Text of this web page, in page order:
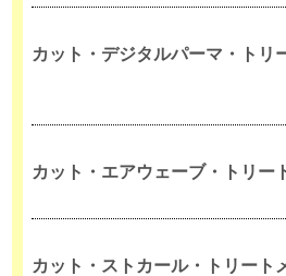
カット・デジタルパーマ・トリ
カット・エアウェーブ・トリー
カット・ストカール・トリート